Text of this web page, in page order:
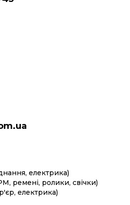
електрика)
ремені, ролики, свічки)
електрика)